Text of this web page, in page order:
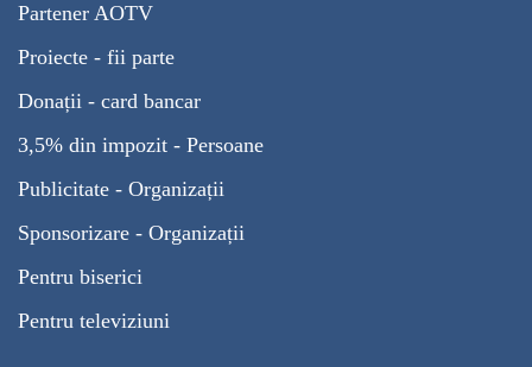
Partener AOTV
Proiecte - fii parte
Donații - card bancar
3,5% din impozit - Persoane
Publicitate - Organizații
Sponsorizare - Organizații
Pentru biserici
Pentru televiziuni